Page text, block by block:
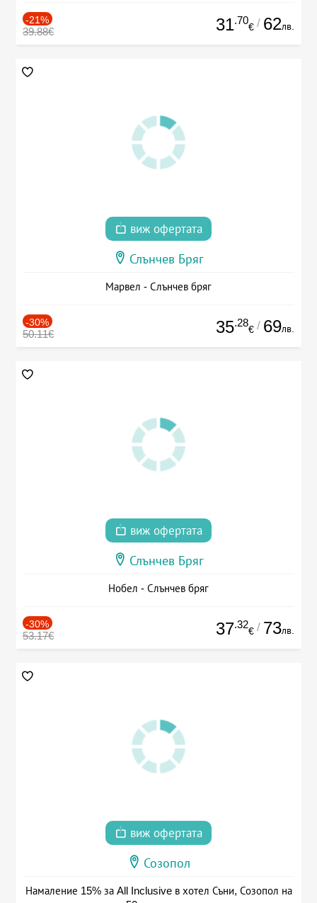
-21%
39.88€ 31.70
€ / 62лв.
виж офертата
Слънчев Бряг
Марвел - Слънчев бряг
-30%
50.11€ 35.28
€ / 69лв.
виж офертата
Слънчев Бряг
Нобел - Слънчев бряг
-30%
53.17€ 37.32
€ / 73лв.
виж офертата
Созопол
Намаление 15% за All Inclusive в хотел Съни, Созопол на